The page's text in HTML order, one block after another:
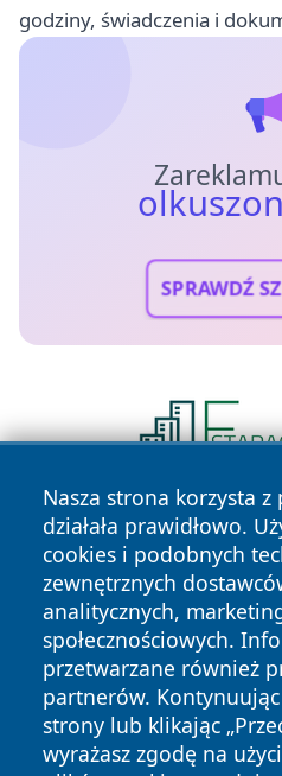
godziny, świadczenia i
SPRAWDŹ
Nasza strona korzysta
działała prawidłowo.
cookies i podobnych
zewnętrznych
analitycznych,
społecznościowych.
przetwarzane również
partnerów.
strony lub klikając
wyrażasz zgodę na
Copyright © 2026
zastrzeżone.
Polityka